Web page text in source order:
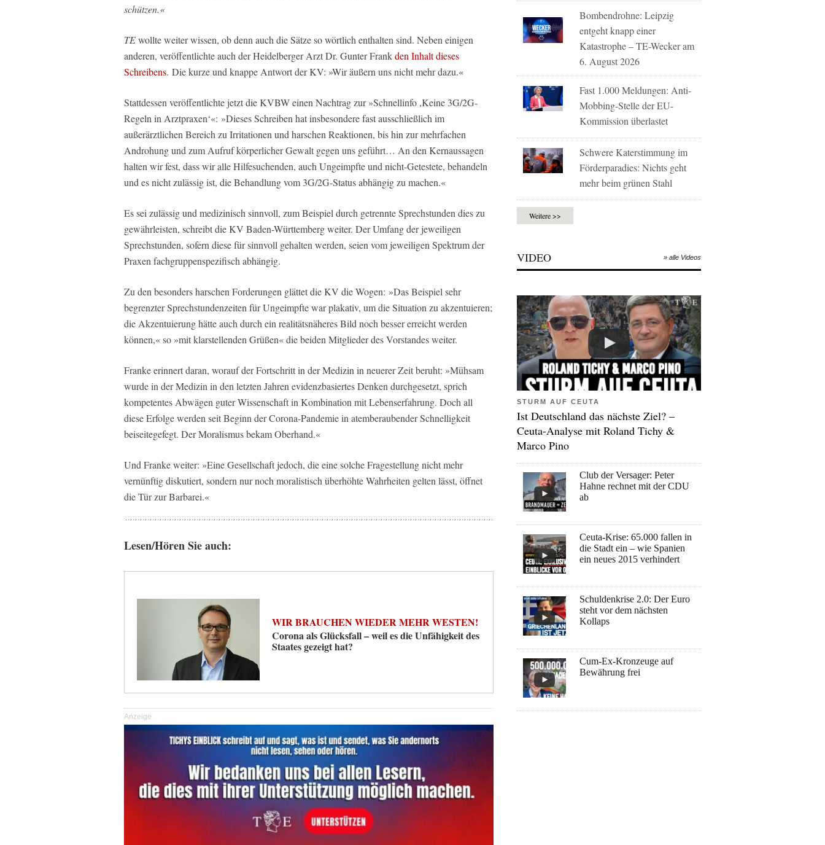
schützen.«
TEwollte weiter wissen, ob denn auch die Sätze so wörtlich enthalten sind. Neben einigen
anderen, veröffentlichte auch der Heidelberger Arzt Dr. Gunter Frankden Inhalt dieses
Schreibens. Die kurze und knappe Antwort der KV: »Wir äußern uns nicht mehr dazu.«
Stattdessen veröffentlichte jetzt die KVBW einen Nachtrag zur »Schnellinfo ,Keine 3G/2G-
Regeln in Arztpraxen‘«: »Dieses Schreiben hat insbesondere fast ausschließlich im
außerärztlichen Bereich zu Irritationen und harschen Reaktionen, bis hin zur mehrfachen
Androhung und zum Aufruf körperlicher Gewalt gegen uns geführt… An den Kernaussagen
halten wir fest, dass wir alle Hilfesuchenden, auch Ungeimpfte und nicht-Getestete, behandeln
und es nicht zulässig ist, die Behandlung vom 3G/2G-Status abhängig zu machen.«
Es sei zulässig und medizinisch sinnvoll, zum Beispiel durch getrennte Sprechstunden dies zu
gewährleisten, schreibt die KV Baden-Württemberg weiter. Der Umfang der jeweiligen
Sprechstunden, sofern diese für sinnvoll gehalten werden, seien vom jeweiligen Spektrum der
Praxen fachgruppenspezifisch abhängig.
Zu den besonders harschen Forderungen glättet die KV die Wogen: »Das Beispiel sehr
begrenzter Sprechstundenzeiten für Ungeimpfte war plakativ, um die Situation zu akzentuieren;
die Akzentuierung hätte auch durch ein realitätsnäheres Bild noch besser erreicht werden
können,« so »mit klarstellenden Grüßen« die beiden Mitglieder des Vorstandes weiter.
Franke erinnert daran, worauf der Fortschritt in der Medizin in neuerer Zeit beruht: »Mühsam
wurde in der Medizin in den letzten Jahren evidenzbasiertes Denken durchgesetzt, sprich
kompetentes Abwägen guter Wissenschaft in Kombination mit Lebenserfahrung. Doch all
diese Erfolge werden seit Beginn der Corona-Pandemie in atemberaubender Schnelligkeit
beiseitegefegt. Der Moralismus bekam Oberhand.«
Und Franke weiter: »Eine Gesellschaft jedoch, die eine solche Fragestellung nicht mehr
vernünftig diskutiert, sondern nur noch moralistisch überhöhte Wahrheiten gelten lässt, öffnet
die Tür zur Barbarei.«
Lesen/Hören Sie auch:
WIR BRAUCHEN WIEDER MEHR WESTEN!
Corona als Glücksfall – weil es die Unfähigkeit des
Staates gezeigt hat?
Anzeige
Bombendrohne: Leipzig
entgeht knapp einer
Katastrophe – TE-Wecker am
6. August 2026
Fast 1.000 Meldungen: Anti-
Mobbing-Stelle der EU-
Kommission überlastet
Schwere Katerstimmung im
Förderparadies: Nichts geht
mehr beim grünen Stahl
Weitere >>
VIDEO » alle Videos
STURM AUF CEUTA
Ist Deutschland das nächste Ziel? –
Ceuta-Analyse mit Roland Tichy &
Marco Pino
Club der Versager: Peter
Hahne rechnet mit der CDU
ab
Ceuta-Krise: 65.000 fallen in
die Stadt ein – wie Spanien
ein neues 2015 verhindert
Schuldenkrise 2.0: Der Euro
steht vor dem nächsten
Kollaps
Cum-Ex-Kronzeuge auf
Bewährung frei